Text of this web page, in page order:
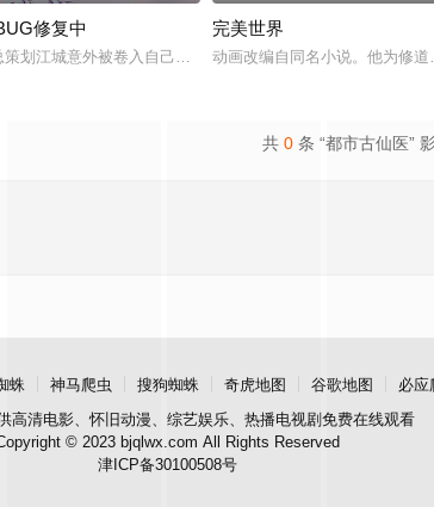
们在日常琐事中
大陆绝世唐门》动画正式启动！
修复中
策划江城意外被卷入自己设计的《诸神黄昏》游戏世界，与觉
完美世界
动画改编自同名小说。他为修道
共 0 条 “都市古仙医”
蛛 神马爬虫 搜狗蜘蛛 奇虎地图 谷歌地图
必应
高清电影、怀旧动漫、综艺娱乐、热播电视剧免费在线观看
© 2023 bjqlwx.com All Rights Reserved
津ICP备30100508号